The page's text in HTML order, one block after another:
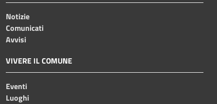
Notizie
Comunicati
Avvisi
VIVERE IL COMUNE
Eventi
Luoghi